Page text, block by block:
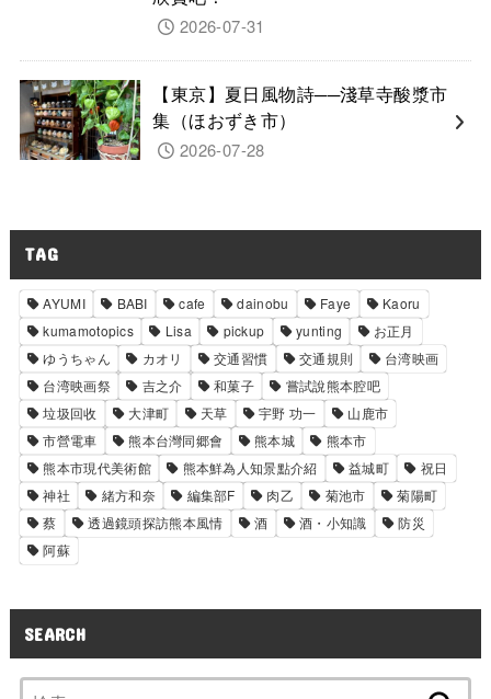
2026-07-31
【東京】夏日風物詩──淺草寺酸漿市
集（ほおずき市）
2026-07-28
TAG
AYUMI BABI cafe dainobu Faye
Kaoru
kumamotopics
Lisa pickup yunting
お正月
ゆうちゃん
カオリ 交通習慣 交通規則
台湾映画
台湾映画祭
吉之介 和菓子
嘗試說熊本腔吧
垃圾回收
大津町 天草 宇野 功一
山鹿市
市營電車
熊本台灣同郷會 熊本城
熊本市
熊本市現代美術館
熊本鮮為人知景點介紹 益城町
祝日
神社
緒方和奈 編集部F 肉乙 菊池市
菊陽町
蔡
透過鏡頭探訪熊本風情 酒 酒・小知識
防災
阿蘇
SEARCH